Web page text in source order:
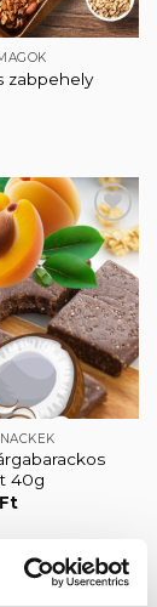
zabpehely
Kedvencekhez
40g
FtCurrent